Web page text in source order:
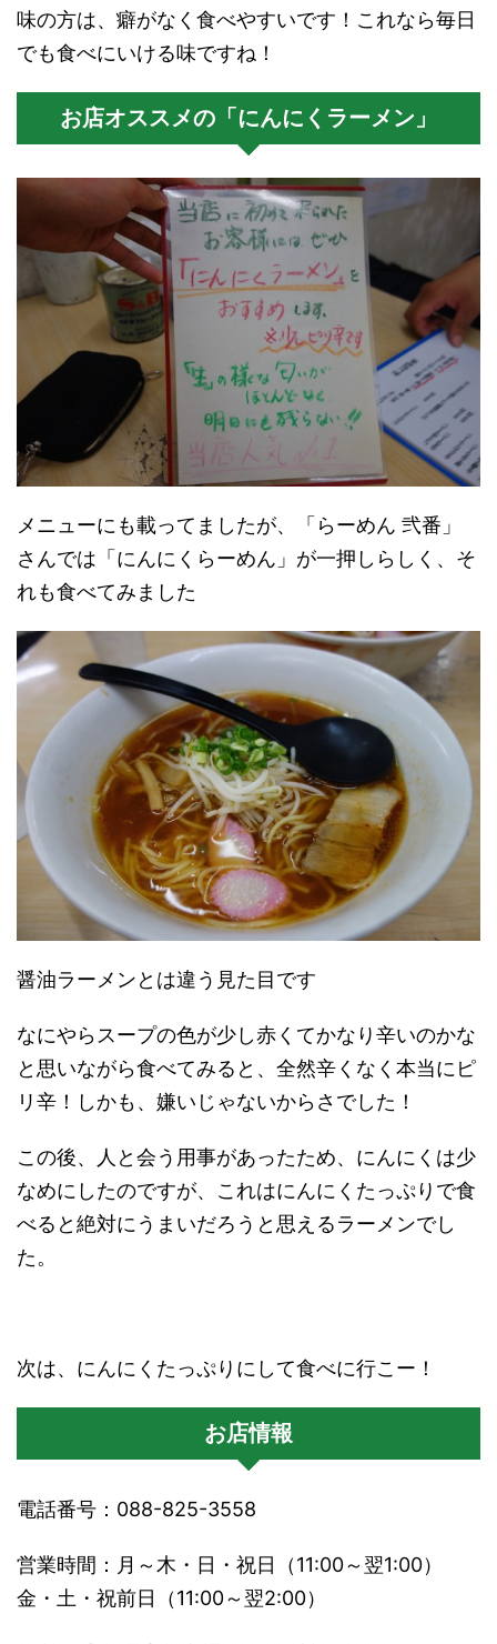
味の方は、癖がなく食べやすいです！これなら毎日
でも食べにいける味ですね！
お店オススメの「にんにくラーメン」
メニューにも載ってましたが、「らーめん 弐番」
さんでは「にんにくらーめん」が一押しらしく、そ
れも食べてみました
醤油ラーメンとは違う見た目です
なにやらスープの色が少し赤くてかなり辛いのかな
と思いながら食べてみると、全然辛くなく本当にピ
リ辛！しかも、嫌いじゃないからさでした！
この後、人と会う用事があったため、にんにくは少
なめにしたのですが、これはにんにくたっぷりで食
べると絶対にうまいだろうと思えるラーメンでし
た。
次は、にんにくたっぷりにして食べに行こー！
お店情報
電話番号：088-825-3558
営業時間：月～木・日・祝日（11:00～翌1:00）
金・土・祝前日（11:00～翌2:00）